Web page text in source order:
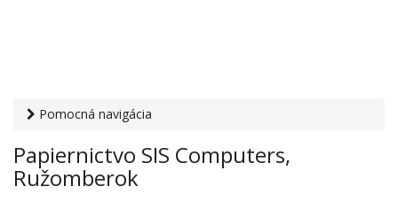
Pomocná navigácia
školské potreby, párty potreby› Papiernictvo SIS
Computers, Ružomberok
Papiernictvo SIS Computers,
Ružomberok